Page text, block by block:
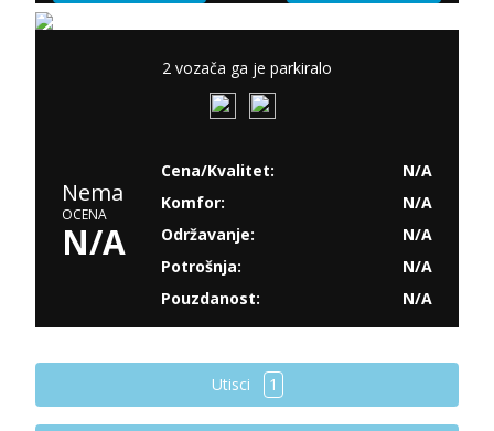
2 vozača ga je parkiralo
Nema
OCENA
N/A
Cena/Kvalitet:
N/A
Komfor:
N/A
Održavanje:
N/A
Potrošnja:
N/A
Pouzdanost:
N/A
Utisci 1